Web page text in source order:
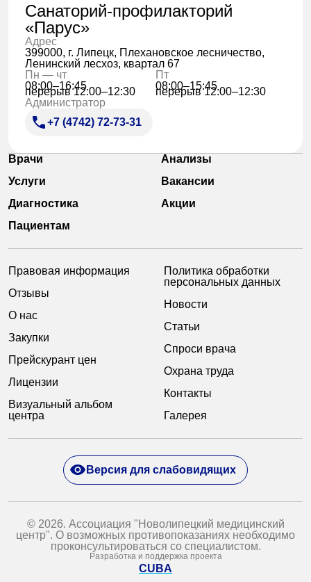
Санаторий-профилакторий
«Парус»
Адрес
399000, г. Липецк, Плехановское лесничество,
Ленинский лесхоз, квартал 67
Пн — чт
08:00–16:45
перерыв 12:00–12:30
Пт
08:00–15:45
перерыв 12:00–12:30
Администратор
+7 (4742) 72-73-31
Врачи
Анализы
Услуги
Вакансии
Диагностика
Акции
Пациентам
Правовая информация
Отзывы
О нас
Закупки
Прейскурант цен
Лицензии
Визуальный альбом
центра
Политика обработки
персональных данных
Новости
Статьи
Спроси врача
Охрана труда
Контакты
Галерея
© 2026. Ассоциация "Новолипецкий медицинский
центр". О возможных противопоказаниях необходимо
проконсультироваться со специалистом.
Разработка и поддержка проекта
CUBA
Версия для слабовидящих